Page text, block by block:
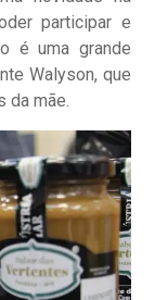
participar e
é uma grande
Walyson, que
da mãe.